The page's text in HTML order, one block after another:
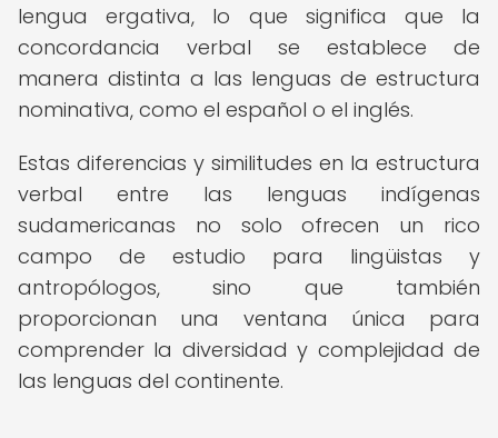
lengua ergativa, lo que significa que la
concordancia verbal se establece de
manera distinta a las lenguas de estructura
nominativa, como el español o el inglés.
Estas diferencias y similitudes en la estructura
verbal entre las lenguas indígenas
sudamericanas no solo ofrecen un rico
campo de estudio para lingüistas y
antropólogos, sino que también
proporcionan una ventana única para
comprender la diversidad y complejidad de
las lenguas del continente.